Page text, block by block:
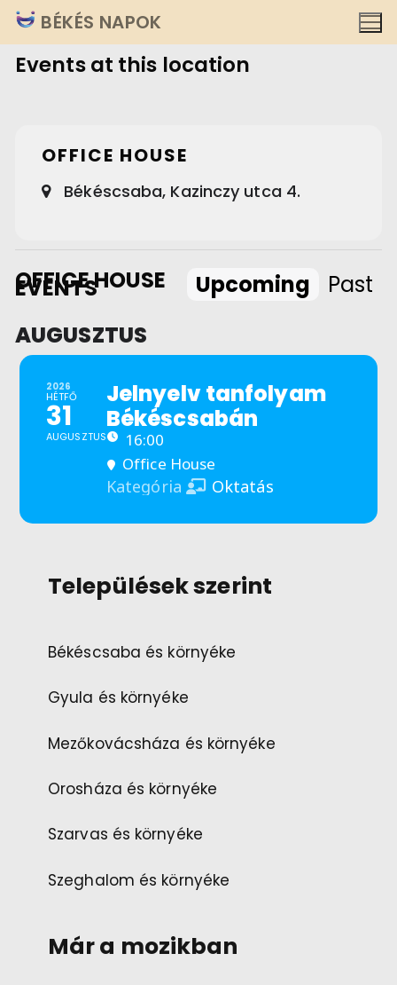
Ugrás
a
tartalomra
BÉKÉS NAPOK
Events at this location
OFFICE HOUSE
Békéscsaba, Kazinczy utca 4.
OFFICE HOUSE
EVENTS Upcoming
Past
AUGUSZTUS
2026
HÉTFŐ
31
AUGUSZTUS
Jelnyelv tanfolyam
Békéscsabán
16:00
Office House
Kategória Oktatás
Települések szerint
Békéscsaba és környéke
Gyula és környéke
Mezőkovácsháza és környéke
Orosháza és környéke
Szarvas és környéke
Szeghalom és környéke
Már a mozikban